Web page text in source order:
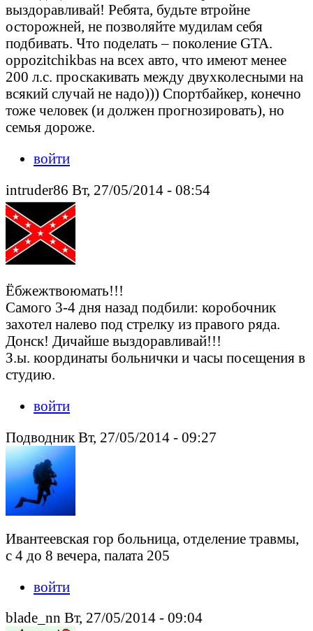
выздоравливай! Ребята, будьте втройне
осторожней, не позволяйте мудилам себя
подбивать. Что поделать – поколение GTA.
oppozitchikbas на всех авто, что имеют менее
200 л.с. проскакивать между двухколесными на
всякий случай не надо))) Спортбайкер, конечно
тоже человек (и должен прогнозировать), но
семья дороже.
войти
intruder86 Вт, 27/05/2014 - 08:54
Ёбжежтвоюмать!!!
Самого 3-4 дня назад подбили: коробочник
захотел налево под стрелку из правого ряда.
Донск! Дичайше выздоравливай!!!
З.ы. координаты больнички и часы посещения в
студию.
войти
Подводник Вт, 27/05/2014 - 09:27
Ивантеевская гор больница, отделение травмы,
с 4 до 8 вечера, палата 205
войти
blade_nn Вт, 27/05/2014 - 09:04